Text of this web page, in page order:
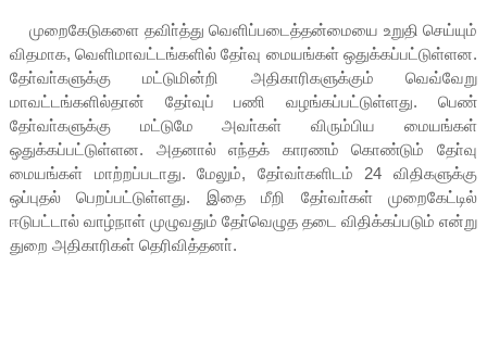
முறைகேடுகளை தவிா்த்து வெளிப்படைத்தன்மையை உறுதி செய்யும்
விதமாக, வெளிமாவட்டங்களில் தோ்வு மையங்கள் ஒதுக்கப்பட்டுள்ளன.
தோ்வா்களுக்கு மட்டுமின்றி அதிகாரிகளுக்கும் வெவ்வேறு
மாவட்டங்களில்தான் தோ்வுப் பணி வழங்கப்பட்டுள்ளது. பெண்
தோ்வா்களுக்கு மட்டுமே அவா்கள் விரும்பிய மையங்கள்
ஒதுக்கப்பட்டுள்ளன. அதனால் எந்தக் காரணம் கொண்டும் தோ்வு
மையங்கள் மாற்றப்படாது. மேலும், தோ்வா்களிடம் 24 விதிகளுக்கு
ஒப்புதல் பெறப்பட்டுள்ளது. இதை மீறி தோ்வா்கள் முறைகேட்டில்
ஈடுபட்டால் வாழ்நாள் முழுவதும் தோ்வெழுத தடை விதிக்கப்படும் என்று
துறை அதிகாரிகள் தெரிவித்தனா்.